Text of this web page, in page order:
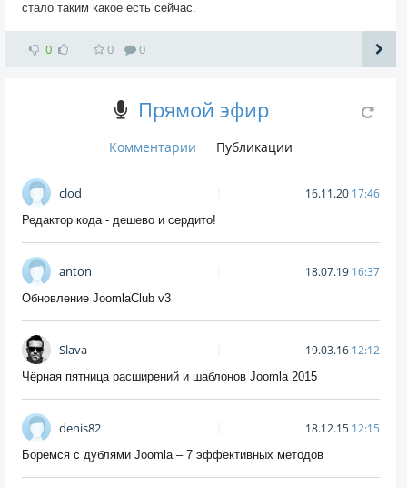
стало таким какое есть сейчас.
0 0 0
Прямой эфир
Комментарии Публикации
clod 16.11.20 17:46
Редактор кода - дешево и сердито!
anton 18.07.19 16:37
Обновление JoomlaClub v3
Slava 19.03.16 12:12
Чёрная пятница расширений и шаблонов Joomla 2015
denis82 18.12.15 12:15
Боремся с дублями Joomla – 7 эффективных методов